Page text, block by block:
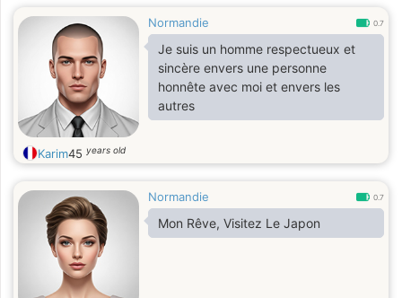
Normandie 0.7
Je suis un homme respectueux et
sincère envers une personne
honnête avec moi et envers les
autres
Karim45 years old
Normandie 0.7
Mon Rêve, Visitez Le Japon